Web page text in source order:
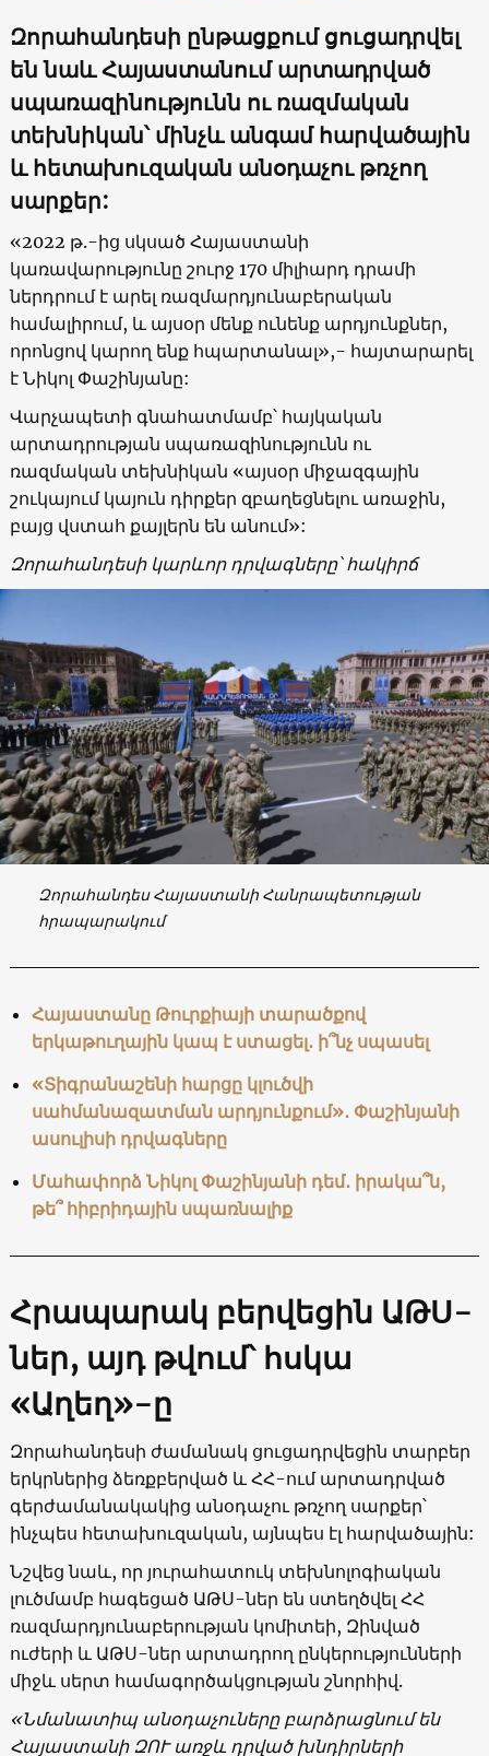
Զորահանդեսի ընթացքում ցուցադրվել
են նաև Հայաստանում արտադրված
սպառազինությունն ու ռազմական
տեխնիկան՝ մինչև անգամ հարվածային
և հետախուզական անօդաչու թռչող
սարքեր:
«2022 թ.-ից սկսած Հայաստանի
կառավարությունը շուրջ 170 միլիարդ դրամի
ներդրում է արել ռազմարդյունաբերական
համալիրում, և այսօր մենք ունենք արդյունքներ,
որոնցով կարող ենք հպարտանալ»,- հայտարարել
է Նիկոլ Փաշինյանը:
Վարչապետի գնահատմամբ՝ հայկական
արտադրության սպառազինությունն ու
ռազմական տեխնիկան «այսօր միջազգային
շուկայում կայուն դիրքեր զբաղեցնելու առաջին,
բայց վստահ քայլերն են անում»:
Զորահանդեսի կարևոր դրվագները՝ հակիրճ
Զորահանդես Հայաստանի Հանրապետության
հրապարակում
Հայաստանը Թուրքիայի տարածքով
երկաթուղային կապ է ստացել․ ի՞նչ սպասել
«Տիգրանաշենի հարցը կլուծվի
սահմանազատման արդյունքում»․ Փաշինյանի
ասուլիսի դրվագները
Մահափորձ Նիկոլ Փաշինյանի դեմ․ իրակա՞ն,
թե՞ հիբրիդային սպառնալիք
Հրապարակ բերվեցին ԱԹՍ-
ներ, այդ թվում՝ հսկա
«Աղեղ»-ը
Զորահանդեսի ժամանակ ցուցադրվեցին տարբեր
երկրներից ձեռքբերված և ՀՀ-ում արտադրված
գերժամանակակից անօդաչու թռչող սարքեր՝
ինչպես հետախուզական, այնպես էլ հարվածային:
Նշվեց նաև, որ յուրահատուկ տեխնոլոգիական
լուծմամբ հագեցած ԱԹՍ-ներ են ստեղծվել ՀՀ
ռազմարդյունաբերության կոմիտեի, Զինված
ուժերի և ԱԹՍ-ներ արտադրող ընկերությունների
միջև սերտ համագործակցության շնորհիվ.
«Նմանատիպ անօդաչուները բարձրացնում են
Հայաստանի ԶՈՒ առջև դրված խնդիրների